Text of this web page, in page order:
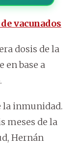
vacunados
dosis de la
en base a
la inmunidad.
meses de la
Hernán